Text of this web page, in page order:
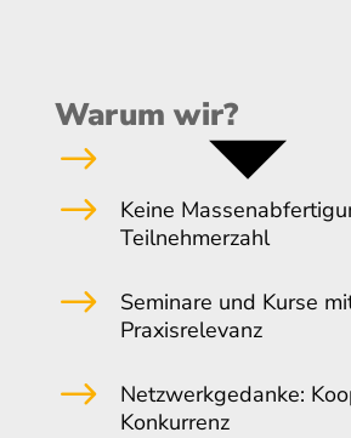
Warum wir?
$
$
Keine
Teilnehmerzahl
$
Seminare und Kurse
Praxisrelevanz
$
Netzwerkgedanke:
Konkurrenz